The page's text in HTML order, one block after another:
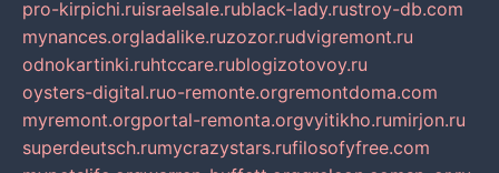
pro-kirpichi.ruisraelsale.rublack-lady.rustroy-db.com
mynances.orgladalike.ruzozor.rudvigremont.ru
odnokartinki.ruhtccare.rublogizotovoy.ru
oysters-digital.ruo-remonte.orgremontdoma.com
myremont.orgportal-remonta.orgvyitikho.rumirjon.ru
superdeutsch.rumycrazystars.rufilosofyfree.com